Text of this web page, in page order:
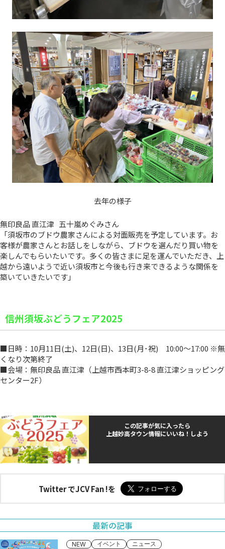
去年の様子
無印良品 直江津 五十嵐めぐみさん
「須坂市のブドウ農家さんによる対面販売を予定しています。お
客様が農家さんとお話しをしながら、ブドウを選んだり買い物を
楽しんでもらいたいです。多くの皆さまに足を運んでいただき、上
越から遠いようで近い須坂市と今後も行き来できるような関係を
築いていきたいです」
信州須坂ぶどうフェア2025
■日時：10月11日(土)、12日(日)、13日(月･祝) 10:00～17:00 ※無
くなり次第終了
■会場：無印良品 直江津（上越市西本町3-8-8 直江津ショッピング
センター2F）
この記事が気に入ったら
上越妙高タウン情報にいいね！しよう
Twitter でJCV Fan !を
最新の記事
NEW イベント ニュース